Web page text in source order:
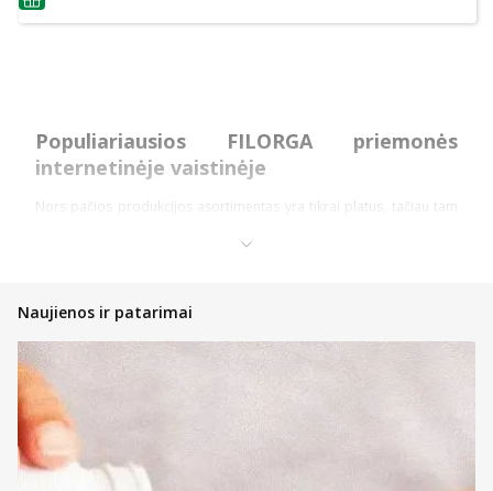
patarimas
Populiariausios FILORGA priemonės
internetinėje vaistinėje
Nors pačios produkcijos asortimentas yra tikrai platus, tačiau tam
stangrina veido bei kaklo odą. Sudėtyje yra kolageno ir unikalaus,
FILORGA gamintojui išskirtinio Plasmatic Lifting Factors augalinio
komplekso. Šių ingredientų dėka oda stangrinama. Jai pridedama
elastingumo, tad skruostikauliai ir veido ovalas gali tapti ryškesni.
Purškiamas sausas kūno aliejus UV-BRONZE BODY
SPF50+
Naujienos ir patarimai